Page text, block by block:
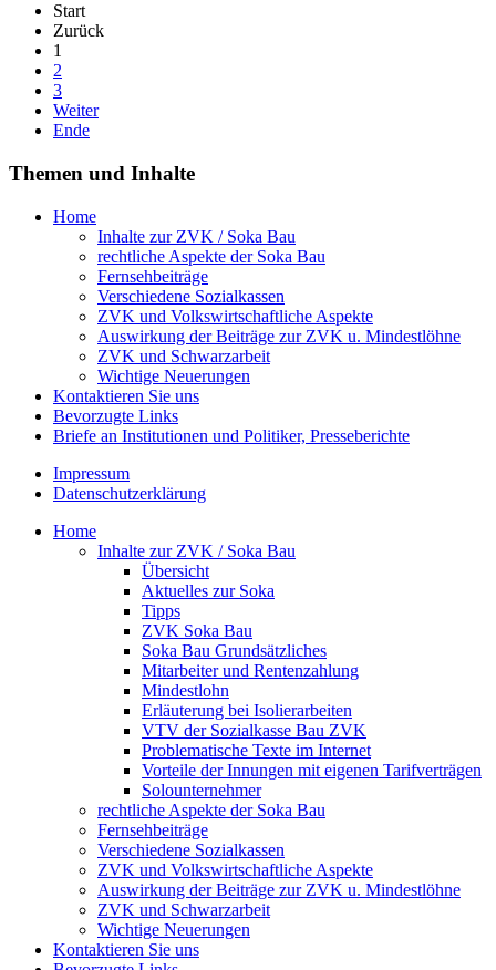
Start
Zurück
1
2
3
Weiter
Ende
Themen und Inhalte
Home
Inhalte zur ZVK / Soka Bau
rechtliche Aspekte der Soka Bau
Fernsehbeiträge
Verschiedene Sozialkassen
ZVK und Volkswirtschaftliche Aspekte
Auswirkung der Beiträge zur ZVK u. Mindestlöhne
ZVK und Schwarzarbeit
Wichtige Neuerungen
Kontaktieren Sie uns
Bevorzugte Links
Briefe an Institutionen und Politiker, Presseberichte
Impressum
Datenschutzerklärung
Home
Inhalte zur ZVK / Soka Bau
Übersicht
Aktuelles zur Soka
Tipps
ZVK Soka Bau
Soka Bau Grundsätzliches
Mitarbeiter und Rentenzahlung
Mindestlohn
Erläuterung bei Isolierarbeiten
VTV der Sozialkasse Bau ZVK
Problematische Texte im Internet
Vorteile der Innungen mit eigenen Tarifverträgen
Solounternehmer
rechtliche Aspekte der Soka Bau
Fernsehbeiträge
Verschiedene Sozialkassen
ZVK und Volkswirtschaftliche Aspekte
Auswirkung der Beiträge zur ZVK u. Mindestlöhne
ZVK und Schwarzarbeit
Wichtige Neuerungen
Kontaktieren Sie uns